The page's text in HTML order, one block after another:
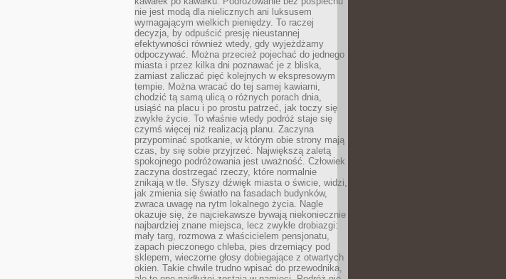
nie jest modą dla nielicznych ani luksusem
wymagającym wielkich pieniędzy. To raczej
decyzja, by odpuścić presję nieustannej
efektywności również wtedy, gdy wyjeżdżamy
odpoczywać. Można przecież pojechać do jednego
miasta i przez kilka dni poznawać je z bliska,
zamiast zaliczać pięć kolejnych w ekspresowym
tempie. Można wracać do tej samej kawiarni,
chodzić tą samą ulicą o różnych porach dnia,
usiąść na placu i po prostu patrzeć, jak toczy się
zwykłe życie. To właśnie wtedy podróż staje się
czymś więcej niż realizacją planu. Zaczyna
przypominać spotkanie, w którym obie strony mają
czas, by się sobie przyjrzeć. Największą zaletą
spokojnego podróżowania jest uważność. Człowiek
zaczyna dostrzegać rzeczy, które normalnie
znikają w tle. Słyszy dźwięk miasta o świcie, widzi,
jak zmienia się światło na fasadach budynków,
zwraca uwagę na rytm lokalnego życia. Nagle
okazuje się, że najciekawsze bywają niekoniecznie
najbardziej znane miejsca, lecz zwykłe drobiazgi:
mały targ, rozmowa z właścicielem pensjonatu,
zapach pieczonego chleba, pies drzemiący pod
sklepem, wieczorne głosy dobiegające z otwartych
okien. Takie chwile trudno wpisać do przewodnika,